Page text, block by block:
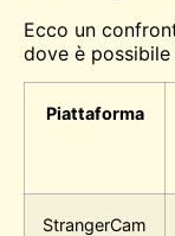
Ecco un
dove è
Piattaforma
StrangerCam